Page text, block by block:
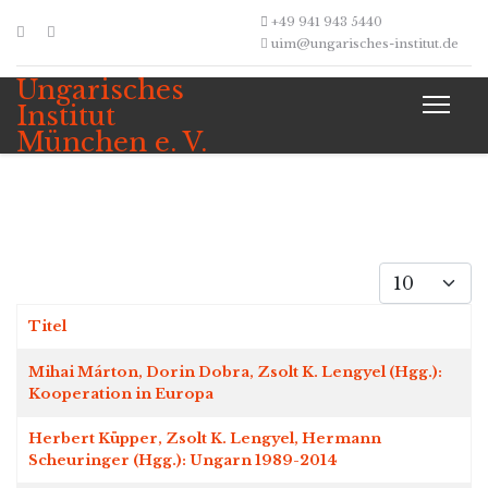
+49 941 943 5440
uim@ungarisches-institut.de
Ungarisches
Institut
München e. V.
Anzeige #
Titel
Mihai Márton, Dorin Dobra, Zsolt K. Lengyel (Hgg.):
Kooperation in Europa
Herbert Küpper, Zsolt K. Lengyel, Hermann
Scheuringer (Hgg.): Ungarn 1989-2014